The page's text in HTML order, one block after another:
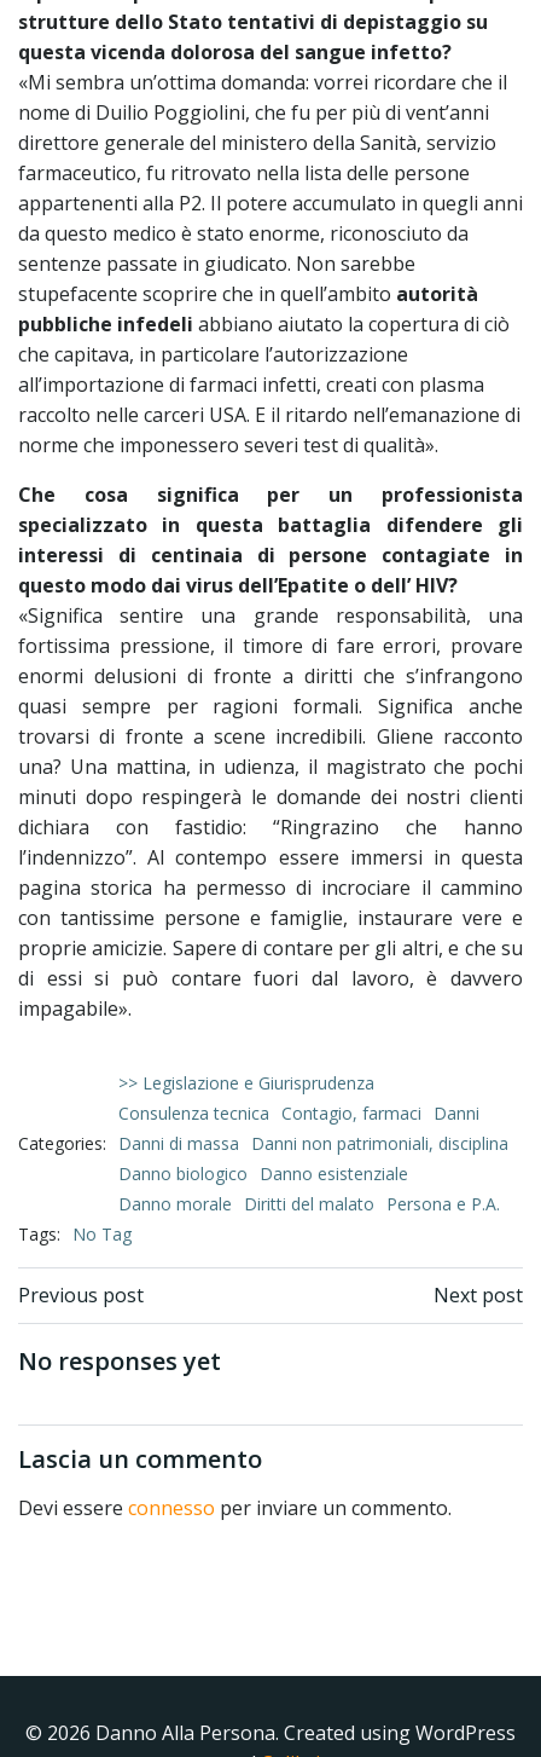
strutture dello Stato tentativi di depistaggio su
questa vicenda dolorosa del sangue infetto?
«Mi sembra un’ottima domanda: vorrei ricordare che il
nome di Duilio Poggiolini, che fu per più di vent’anni
direttore generale del ministero della Sanità, servizio
farmaceutico, fu ritrovato nella lista delle persone
appartenenti alla P2. Il potere accumulato in quegli anni
da questo medico è stato enorme, riconosciuto da
sentenze passate in giudicato. Non sarebbe
stupefacente scoprire che in quell’ambito autorità
pubbliche infedeli abbiano aiutato la copertura di ciò
che capitava, in particolare l’autorizzazione
all’importazione di farmaci infetti, creati con plasma
raccolto nelle carceri USA. E il ritardo nell’emanazione di
norme che imponessero severi test di qualità».
Che cosa significa per un professionista
specializzato in questa battaglia difendere gli
interessi di centinaia di persone contagiate in
questo modo dai virus dell’Epatite o dell’ HIV?
«Significa sentire una grande responsabilità, una
fortissima pressione, il timore di fare errori, provare
enormi delusioni di fronte a diritti che s’infrangono
quasi sempre per ragioni formali. Significa anche
trovarsi di fronte a scene incredibili. Gliene racconto
una? Una mattina, in udienza, il magistrato che pochi
minuti dopo respingerà le domande dei nostri clienti
dichiara con fastidio: “Ringrazino che hanno
l’indennizzo”. Al contempo essere immersi in questa
pagina storica ha permesso di incrociare il cammino
con tantissime persone e famiglie, instaurare vere e
proprie amicizie. Sapere di contare per gli altri, e che su
di essi si può contare fuori dal lavoro, è davvero
impagabile».
Categories:
>> Legislazione e Giurisprudenza
Consulenza tecnica Contagio, farmaci
Danni
Danni di massa
Danni non patrimoniali, disciplina
Danno biologico
Danno esistenziale
Danno morale
Diritti del malato
Persona e P.A.
Tags:
No Tag
Previous post Next post
No responses yet
Lascia un commento
Devi essere connesso per inviare un commento.
© 2026 Danno Alla Persona. Created using WordPress